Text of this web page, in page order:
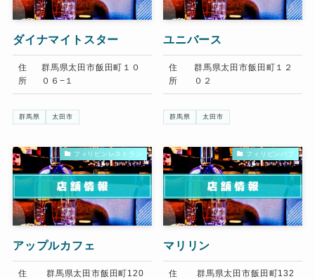
ダイナマイトスター
住
所
群馬県太田市飯田町１０
０６−１
群馬県 太田市
ユニバース
住
所
群馬県太田市飯田町１２
０２
群馬県 太田市
フィリピンレストラン
アップルカフェ
住 群馬県太田市飯田町120
フィリピンパブ
マリリン
住 群馬県太田市飯田町132